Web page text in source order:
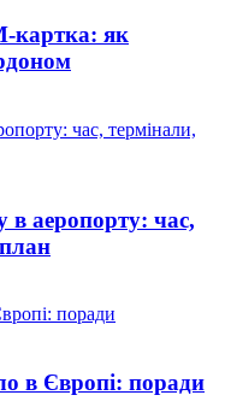
картка: як
в аеропорту: час,
в Європі: поради